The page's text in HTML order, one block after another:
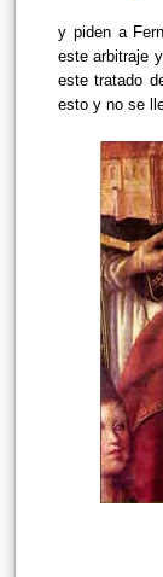
y piden a
estearbitraje
este tratado
esto y no se